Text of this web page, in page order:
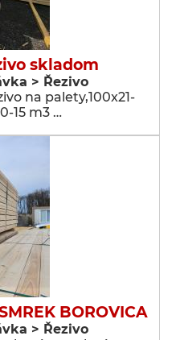
skladom
> Řezivo
na palety,100x21-
15 m3 …
BOROVICA
> Řezivo